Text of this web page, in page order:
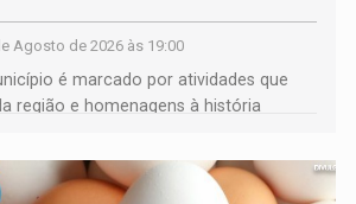
Agosto de 2026 às 19:00
é marcado por atividades que
região e homenagens à história